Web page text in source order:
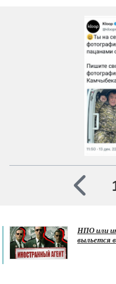
НПО или
выльется